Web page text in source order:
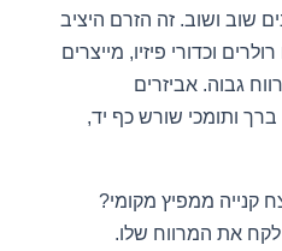
שוב ושוב. זה הזרם היציב
וכדורי פיזיו, מייצרים
גבוה. אביזרים
ברך ותומכי שורש כף יד,
קנייה ממפיץ מקומי?
את המרווח שלו.